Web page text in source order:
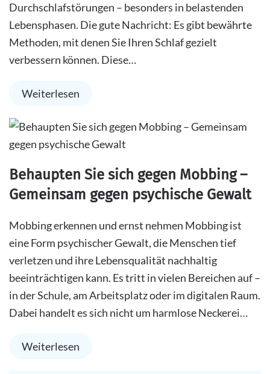
Durchschlafstörungen – besonders in belastenden
Lebensphasen. Die gute Nachricht: Es gibt bewährte
Methoden, mit denen Sie Ihren Schlaf gezielt
verbessern können. Diese…
Weiterlesen
Behaupten Sie sich gegen Mobbing –
Gemeinsam gegen psychische Gewalt
Mobbing erkennen und ernst nehmen Mobbing ist
eine Form psychischer Gewalt, die Menschen tief
verletzen und ihre Lebensqualität nachhaltig
beeinträchtigen kann. Es tritt in vielen Bereichen auf –
in der Schule, am Arbeitsplatz oder im digitalen Raum.
Dabei handelt es sich nicht um harmlose Neckerei…
Weiterlesen